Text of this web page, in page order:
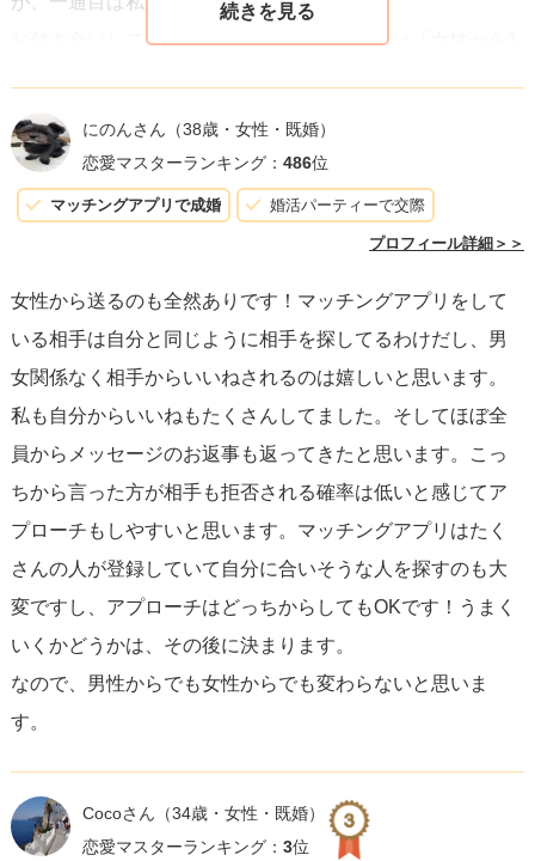
お付き合いしてから聞いた話ですが、彼からは「女性から1
アプリに慣れていなかったから、メッセージをくれてやり
取りを進めてくれてとても助かった」と言われました。
どちらが先にメッセージを送るかよりも、その後のやりと
の方が大切だと思いますので、1通目のメッセージがお相手
からくるのを悶々と待っているよりも、こちらから能動的
にやり取りを進められるほうが場合によってはよいのかな
と思います。
一女性の意見にはなりますが、何か参考になりましたら幸
いです。
にのんさん （38歳・女性・既婚）
恋愛マスターランキング： 486位
マッチングアプリで成婚 婚活パーティーで交際
プロフィール詳細＞＞
女性から送るのも全然ありです！マッチングアプリをして
いる相手は自分と同じように相手を探してるわけだし、男
女関係なく相手からいいねされるのは嬉しいと思います。
私も自分からいいねもたくさんしてました。そしてほぼ全
員からメッセージのお返事も返ってきたと思います。こっ
ちから言った方が相手も拒否される確率は低いと感じてア
プローチもしやすいと思います。マッチングアプリはたく
さんの人が登録していて自分に合いそうな人を探すのも大
変ですし、アプローチはどっちからしてもOKです！うまく
いくかどうかは、その後に決まります。
なので、男性からでも女性からでも変わらないと思いま
す。
Cocoさん （34歳・女性・既婚）
恋愛マスターランキング： 3位